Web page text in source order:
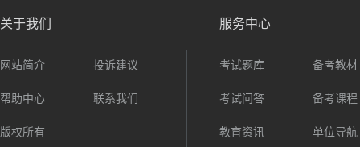
不得应聘
关于我们
网站简介 投诉建议
帮助中心 联系我们
版权所有
服务中心
考试题库 备考教材
考试问答 备考课程
教育资讯 单位导航